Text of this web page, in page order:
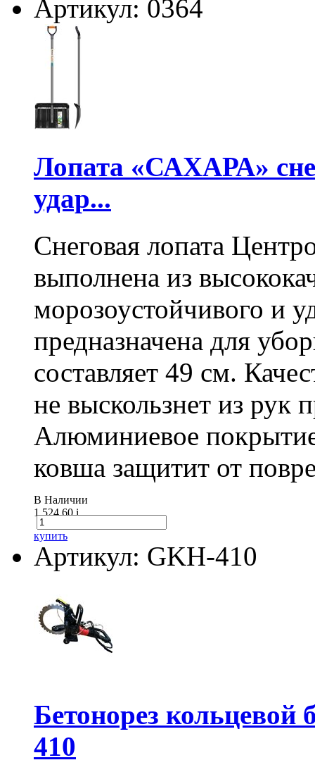
Артикул: 0364
Лопата «САХАРА»
удар...
Снеговая лопата
выполнена из
морозоустойчивого и
предназначена для
составляет 49 см.
не выскользнет из рук
Алюминиевое
ковша защитит от
В Наличии
1 524.60i
купить
Артикул: GKH-410
Бетонорез
410